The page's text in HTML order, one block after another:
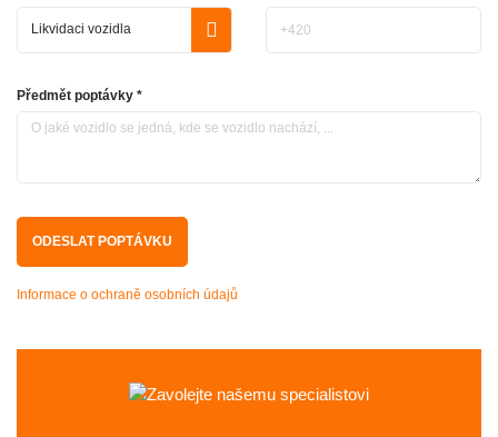
Předmět poptávky *
Informace o ochraně osobních údajů